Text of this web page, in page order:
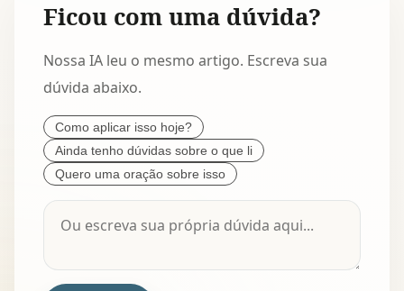
Ficou com uma dúvida?
Nossa IA leu o mesmo artigo. Escreva sua
dúvida abaixo.
Como aplicar isso hoje?
Ainda tenho dúvidas sobre o que li
Quero uma oração sobre isso